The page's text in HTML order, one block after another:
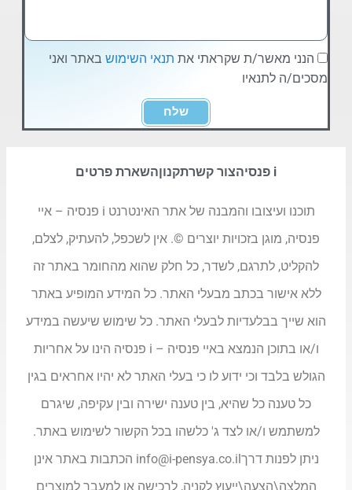
הנני מאשר/ת שקראתי את תנאי השימוש באתר ואני
מסכים/ה לתנאיו
שלח
i פנסיה צור קשרתקנוןהשארת פרטים
תוכנו ועיצובו והמבנה של אתר האינטרנט i פנסיה – איי
פנסיה, מוגן בזכויות יוצרים ©. אין לשכפל, להעתיק, לצלם,
להקליט, לתרגם, לשדר, כל חלק שהוא מהחומר באתר זה
ללא אישור בכתב מבעלי האתר. כל המידע המופיע באתר
הוא שייך בבלעדיות לבעלי האתר. כל שימוש שיעשה במידע
ו/או בתוכן הנמצא באיי פנסיה – i פנסיה הינו על אחריות
הגולש בלבד וכי ידוע לו כי בעלי האתר לא יהיו אחראים בגין
כל טענה כל שהיא, בין טענה ישירה ובין עקיפה, שיגרם
למשתמש ו/או לצד ג' כלשהו בכל הקשור לשימוש באתר.
ניתן לפנות דרךinfo@i-pensya.co.il הכתבות באתר אינן
המלצה\הצעה\ייעוץ לקניה, לרכישה או למעבר למוצרים